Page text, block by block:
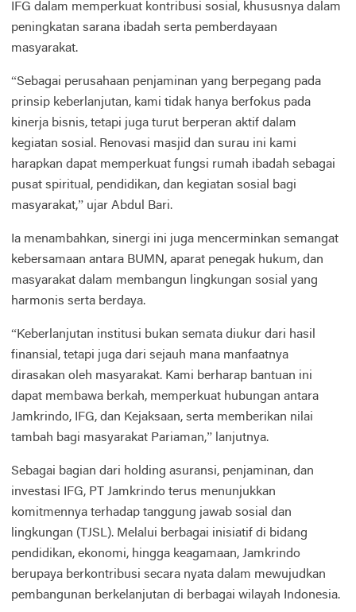
IFG dalam memperkuat kontribusi sosial, khususnya dalam
peningkatan sarana ibadah serta pemberdayaan
masyarakat.
“Sebagai perusahaan penjaminan yang berpegang pada
prinsip keberlanjutan, kami tidak hanya berfokus pada
kinerja bisnis, tetapi juga turut berperan aktif dalam
kegiatan sosial. Renovasi masjid dan surau ini kami
harapkan dapat memperkuat fungsi rumah ibadah sebagai
pusat spiritual, pendidikan, dan kegiatan sosial bagi
masyarakat,” ujar Abdul Bari.
Ia menambahkan, sinergi ini juga mencerminkan semangat
kebersamaan antara BUMN, aparat penegak hukum, dan
masyarakat dalam membangun lingkungan sosial yang
harmonis serta berdaya.
“Keberlanjutan institusi bukan semata diukur dari hasil
finansial, tetapi juga dari sejauh mana manfaatnya
dirasakan oleh masyarakat. Kami berharap bantuan ini
dapat membawa berkah, memperkuat hubungan antara
Jamkrindo, IFG, dan Kejaksaan, serta memberikan nilai
tambah bagi masyarakat Pariaman,” lanjutnya.
Sebagai bagian dari holding asuransi, penjaminan, dan
investasi IFG, PT Jamkrindo terus menunjukkan
komitmennya terhadap tanggung jawab sosial dan
lingkungan (TJSL). Melalui berbagai inisiatif di bidang
pendidikan, ekonomi, hingga keagamaan, Jamkrindo
berupaya berkontribusi secara nyata dalam mewujudkan
pembangunan berkelanjutan di berbagai wilayah Indonesia.